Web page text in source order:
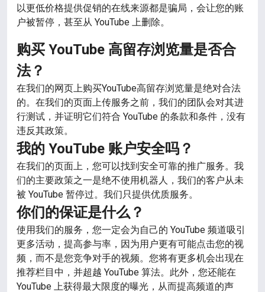
以更低价格提供促销的在线来源都是骗局，会让您的账
户被暂停，甚至从 YouTube 上删除。
购买 YouTube 高留存浏览量是否合
法？
在我们的网页上购买YouTube高留存浏览量是绝对合法
的。在我们的页面上传服务之前，我们的团队会对其进
行测试，并证明它们符合 YouTube 的条款和条件，没有
违反其政策。
我的 YouTube 账户安全吗？
在我们的页面上，您可以找到安全可靠的推广服务。我
们的主要政策之一是绝不使用机器人，我们的客户从未
被 YouTube 暂停过。我们只提供优质服务。
你们的保证是什么？
使用我们的服务，您一定会为自己的 YouTube 频道吸引
更多活动，提高参与率，因为用户更有可能点击您的视
频，而不是您竞争对手的视频。您将有更多机会出现在
推荐栏目中，并超越 YouTube 算法。此外，您还能在
YouTube 上获得最大限度的曝光，从而提高频道的声